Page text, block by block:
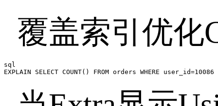
覆盖索引优化
sql
EXPLAIN SELECT COUNT() FROM orders WHERE